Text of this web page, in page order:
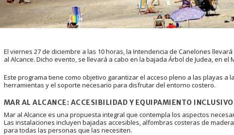
El viernes 27 de diciembre a las 10 horas, la Intendencia de Canelones
al Alcance. Dicho evento, se llevará a cabo en la bajada Árbol de Judea, en el
Este programa tiene como objetivo garantizar el acceso pleno a las playas a
herramientas y el soporte necesario para disfrutar del entorno costero.
MAR AL ALCANCE: ACCESIBILIDAD Y EQUIPAMIENTO INCLUSIVO
Mar al Alcance es una propuesta integral que contempla los aspectos
Las instalaciones incluyen bajadas accesibles, alfombras costeras de
para todas las personas que las necesiten.